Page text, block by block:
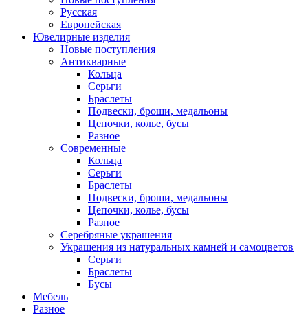
Русская
Европейская
Ювелирные изделия
Новые поступления
Антикварные
Кольца
Серьги
Браслеты
Подвески, броши, медальоны
Цепочки, колье, бусы
Разное
Современные
Кольца
Серьги
Браслеты
Подвески, броши, медальоны
Цепочки, колье, бусы
Разное
Серебряные украшения
Украшения из натуральных камней и самоцветов
Серьги
Браслеты
Бусы
Мебель
Разное